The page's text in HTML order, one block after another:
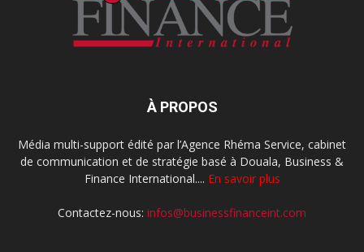
À PROPOS
Média multi-support édité par l’Agence Rhéma Service, cabinet
de communication et de stratégie basé à Douala, Business &
Finance International.... En savoir plus
Contactez-nous: infos@businessfinanceint.com